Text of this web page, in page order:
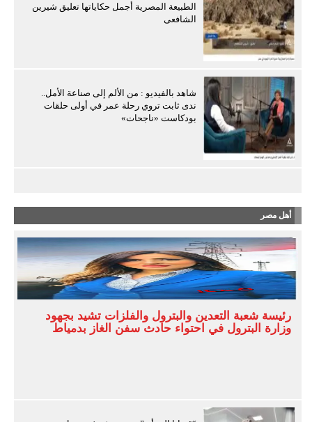
الطبيعة المصرية أجمل حكاياتها تعليق شيرين
الشافعى
شاهد بالفيديو : من الألم إلى صناعة الأمل..
ندى ثابت تروي رحلة عمر في أولى حلقات
بودكاست «ناجحات»
أهل مصر
رئيسة شعبة التعدين والبترول والفلزات تشيد بجهود
وزارة البترول في احتواء حادث سفن الغاز بدمياط